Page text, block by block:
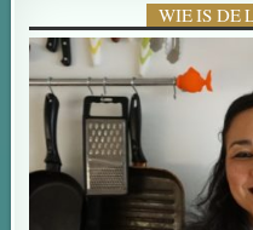
WIE IS DE